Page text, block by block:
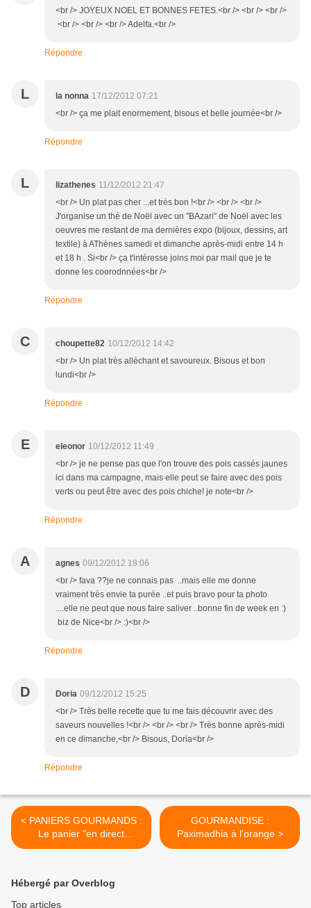
<br /> JOYEUX NOEL ET BONNES FETES.<br /> <br /> <br />
<br /> <br /> <br /> Adelfa.<br />
Répondre
L la nonna 17/12/2012 07:21
<br /> ça me plait enormement, bisous et belle journée<br />
Répondre
L lizathenes 11/12/2012 21:47
<br /> Un plat pas cher ...et très bon !<br /> <br /> <br />
J'organise un thé de Noël avec un "BAzari" de Noël avec les
oeuvres me restant de ma dernières expo (bijoux, dessins, art
textile) à AThènes samedi et dimanche après-midi entre 14 h
et 18 h . Si<br /> ça t'intéresse joins moi par mail que je te
donne les coorodnnées<br />
Répondre
C choupette82 10/12/2012 14:42
<br /> Un plat très alléchant et savoureux. Bisous et bon
lundi<br />
Répondre
E eleonor 10/12/2012 11:49
<br /> je ne pense pas que l'on trouve des pois cassés jaunes
ici dans ma campagne, mais elle peut se faire avec des pois
verts ou peut être avec des pois chiche! je note<br />
Répondre
A agnes 09/12/2012 18:06
<br /> fava ??je ne connais pas ..mais elle me donne
vraiment très envie ta purée ..et puis bravo pour ta photo
....elle ne peut que nous faire saliver ..bonne fin de week en :)
biz de Nice<br /> :)<br />
Répondre
D Doria 09/12/2012 15:25
<br /> Très belle recette que tu me fais découvrir avec des
saveurs nouvelles !<br /> <br /> <br /> Très bonne après-midi
en ce dimanche,<br /> Bisous, Doria<br />
Répondre
< PANIERS GOURMANDS :
Le panier "en direct
d'Athènes"
GOURMANDISE :
Paximadhia à l'orange >
Hébergé par Overblog
Top articles